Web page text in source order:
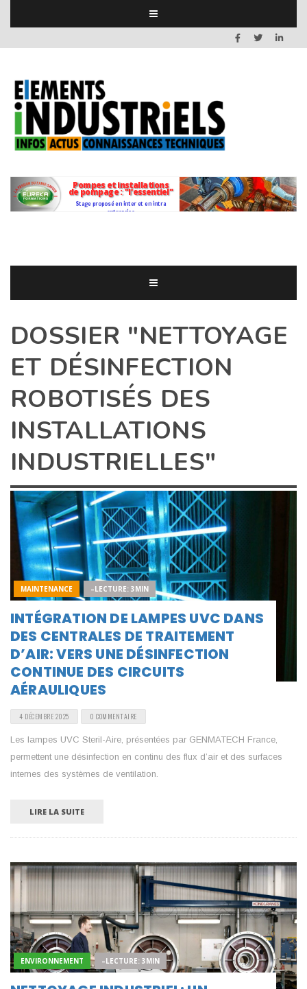
DOSSIER "NETTOYAGE
ET DÉSINFECTION
ROBOTISÉS DES
INSTALLATIONS
INDUSTRIELLES"
MAINTENANCE –LECTURE: 3MIN
INTÉGRATION DE LAMPES UVC DANS
DES CENTRALES DE TRAITEMENT
D’AIR: VERS UNE DÉSINFECTION
CONTINUE DES CIRCUITS
AÉRAULIQUES
4 DÉCEMBRE 2025 0 COMMENTAIRE
Les lampes UVC Steril-Aire, présentées par GENMATECH France,
permettent une désinfection en continu des flux d’air et des surfaces
internes des systèmes de ventilation.
LIRE LA SUITE
ENVIRONNEMENT –LECTURE: 3MIN